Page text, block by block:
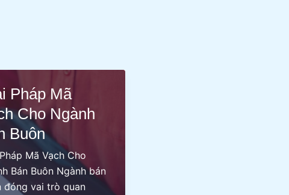
Pháp Mã
Cho Ngành
Buôn
Mã Vạch Cho
Bán Buôn Ngành bán
đóng vai trò quan